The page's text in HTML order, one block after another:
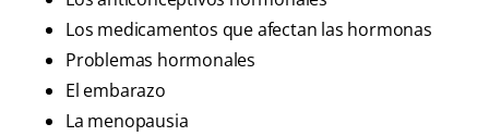
Los medicamentos que afectan las hormonas
Problemas hormonales
El embarazo
La menopausia